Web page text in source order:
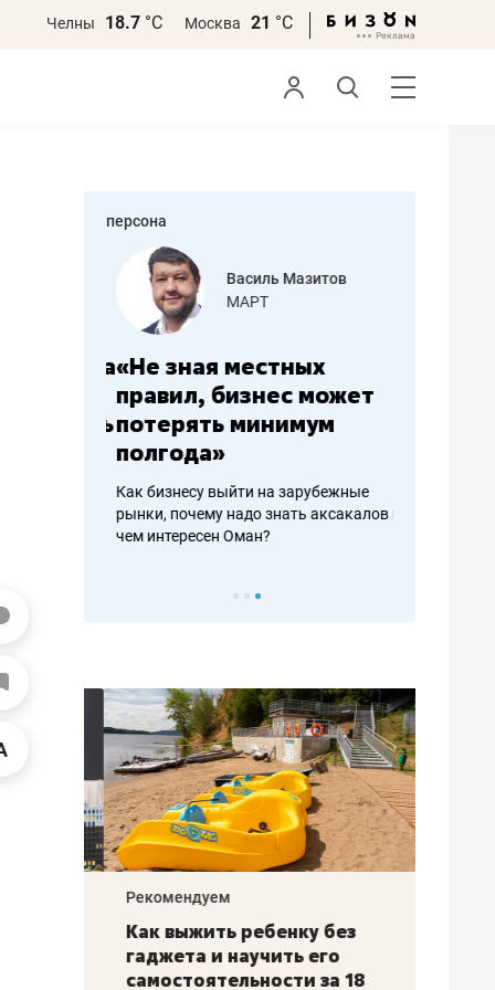
Челны 18.7 °С Москва 21 °С
персона
Василь Мазитов
МАРТ
«Не зная местных
правил, бизнес может
потерять минимум
полгода»
Как бизнесу выйти на зарубежные
рынки, почему надо знать аксакалов и
чем интересен Оман?
–
Рекомендуем
Как выжить ребенку без
гаджета и научить его
самостоятельности за 18